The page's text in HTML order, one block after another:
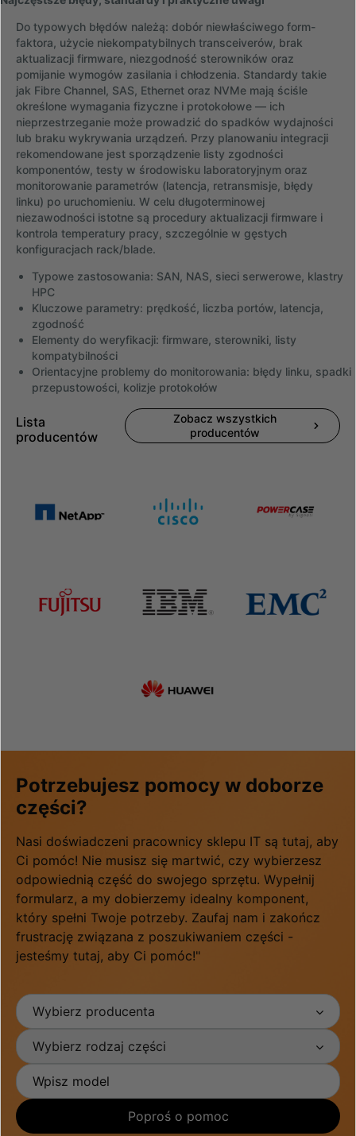
Do typowych błędów należą: dobór niewłaściwego form-
faktora, użycie niekompatybilnych transceiverów, brak
aktualizacji firmware, niezgodność sterowników oraz
pomijanie wymogów zasilania i chłodzenia. Standardy takie
jak Fibre Channel, SAS, Ethernet oraz NVMe mają ściśle
określone wymagania fizyczne i protokołowe — ich
nieprzestrzeganie może prowadzić do spadków wydajności
lub braku wykrywania urządzeń. Przy planowaniu integracji
rekomendowane jest sporządzenie listy zgodności
komponentów, testy w środowisku laboratoryjnym oraz
monitorowanie parametrów (latencja, retransmisje, błędy
linku) po uruchomieniu. W celu długoterminowej
niezawodności istotne są procedury aktualizacji firmware i
kontrola temperatury pracy, szczególnie w gęstych
konfiguracjach rack/blade.
Typowe zastosowania: SAN, NAS, sieci serwerowe, klastry
HPC
Kluczowe parametry: prędkość, liczba portów, latencja,
zgodność
Elementy do weryfikacji: firmware, sterowniki, listy
kompatybilności
Orientacyjne problemy do monitorowania: błędy linku, spadki
przepustowości, kolizje protokołów
Lista
producentów
Zobacz wszystkich
producentów
Potrzebujesz pomocy w doborze
części?
Nasi doświadczeni pracownicy sklepu IT są tutaj, aby
Ci pomóc! Nie musisz się martwić, czy wybierzesz
odpowiednią część do swojego sprzętu. Wypełnij
formularz, a my dobierzemy idealny komponent,
który spełni Twoje potrzeby. Zaufaj nam i zakończ
frustrację związana z poszukiwaniem części -
jesteśmy tutaj, aby Ci pomóc!"
Wybierz producenta
Wybierz rodzaj części
Poproś o pomoc